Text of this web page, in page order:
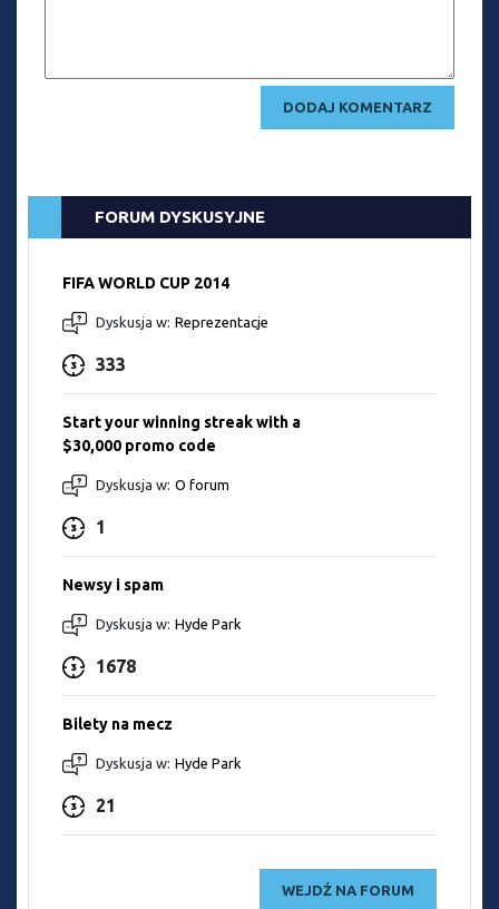
FORUM DYSKUSYJNE
FIFA WORLD CUP 2014
Dyskusja w: Reprezentacje
333
Start your winning streak with a
$30,000 promo code
Dyskusja w: O forum
1
Newsy i spam
Dyskusja w: Hyde Park
1678
Bilety na mecz
Dyskusja w: Hyde Park
21
WEJDŹ NA FORUM